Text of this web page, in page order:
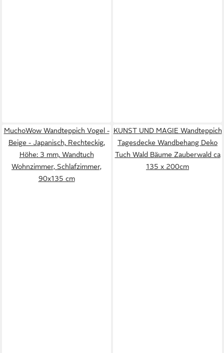
MuchoWow Wandteppich Vogel -
Beige - Japanisch, Rechteckig,
Höhe: 3 mm, Wandtuch
Wohnzimmer, Schlafzimmer,
90x135 cm
KUNST UND MAGIE Wandteppich
Tagesdecke Wandbehang Deko
Tuch Wald Bäume Zauberwald ca
135 x 200cm